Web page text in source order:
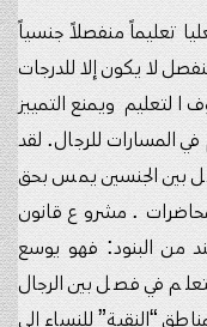
تعليماً منفصلاً جنسياً
لا يكون إلا للدرجات
ويمنع التمييز
المسارات للرجال. لقد
بين الجنسين يمس بحق
مشروع قانون
من البنود: فهو يوسع
في فصل بين الرجال
“النقية” للنساء إلى